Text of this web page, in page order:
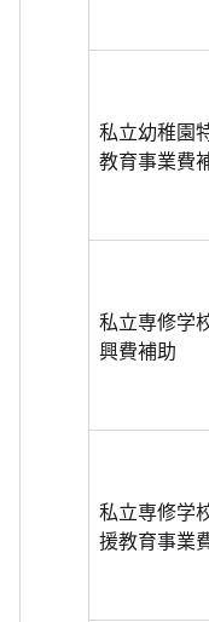
私立幼稚園
教育事業費
私立専修学
興費補助
私立専修学
援教育事業